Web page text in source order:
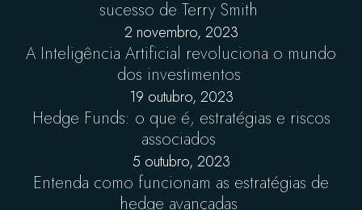
sucesso de Terry Smith
2 novembro, 2023
A Inteligência Artificial revoluciona o mundo
dos investimentos
19 outubro, 2023
Hedge Funds: o que é, estratégias e riscos
associados
5 outubro, 2023
Entenda como funcionam as estratégias de
hedge avançadas